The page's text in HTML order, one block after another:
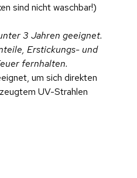
sind nicht waschbar!)
3 Jahren geeignet.
Erstickungs- und
fernhalten.
um sich direkten
UV-Strahlen